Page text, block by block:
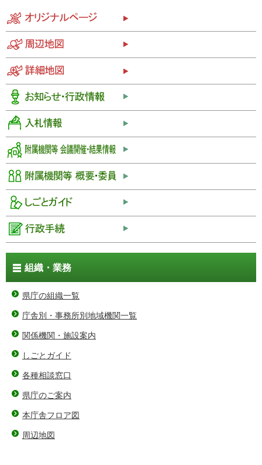
組織・業務
県庁の組織一覧
庁舎別・事務所別地域機関一覧
関係機関・施設案内
しごとガイド
各種相談窓口
県庁のご案内
本庁舎フロア図
周辺地図